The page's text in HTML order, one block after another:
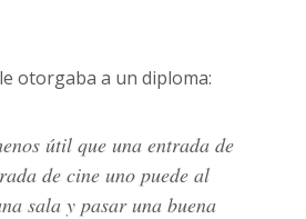
otorgaba a un diploma:
útil que una entrada de
de cine uno puede al
sala y pasar una buena